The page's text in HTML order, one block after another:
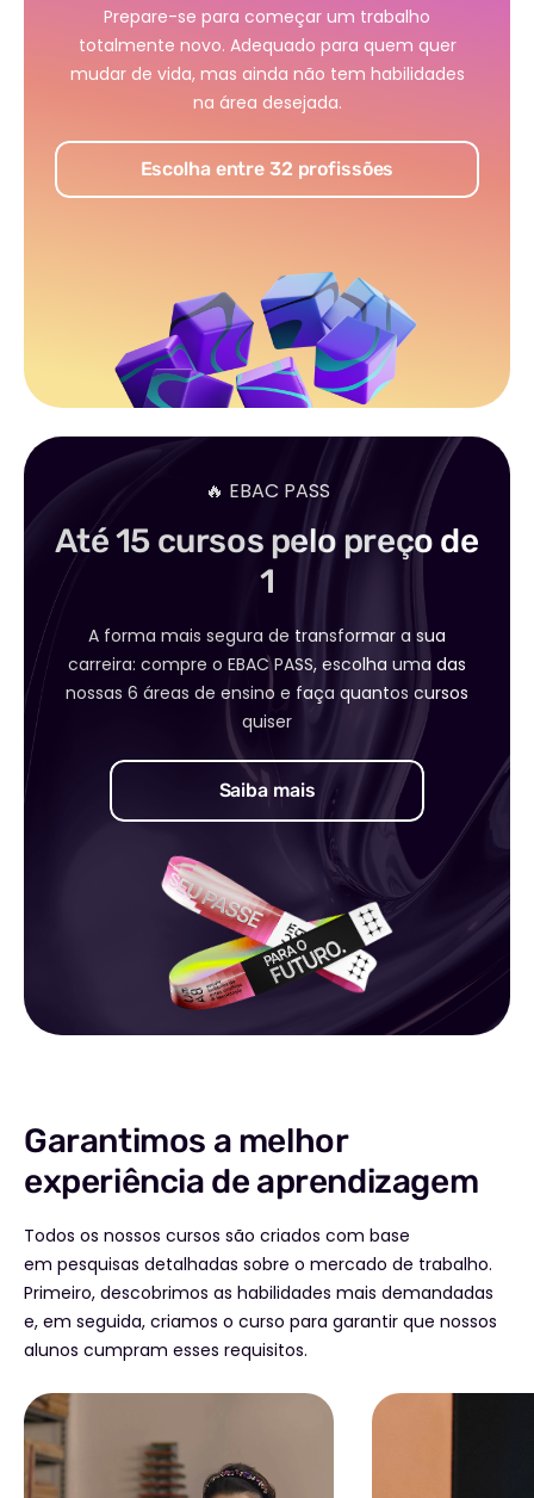
Prepare-se para começar um trabalho
totalmente novo. Adequado para quem quer
mudar de vida, mas ainda não tem habilidades
na área desejada.
Escolha entre 32 profissões
🔥 EBAC PASS
Até 15 cursos pelo preço de
1
A forma mais segura de transformar a sua
carreira: compre o EBAC PASS, escolha uma das
nossas 6 áreas de ensino e faça quantos cursos
quiser
Saiba mais
Garantimos a melhor
experiência de aprendizagem
Todos os nossos cursos são criados com base
em pesquisas detalhadas sobre o mercado de trabalho.
Primeiro, descobrimos as habilidades mais demandadas
e, em seguida, criamos o curso para garantir que nossos
alunos cumpram esses requisitos.